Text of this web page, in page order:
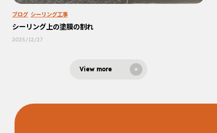
ブログ シーリング工事
シーリング上の塗膜の割れ
2025/12/27
View more